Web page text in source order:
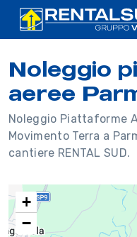
Noleggio
aeree
Noleggio Piattaforme
Movimento Terra a
cantiere RENTAL SUD.
+
−